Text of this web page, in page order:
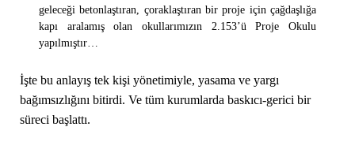
geleceği betonlaştıran, çoraklaştıran bir proje için çağdaşlığa
kapı aralamış olan okullarımızın 2.153’ü Proje Okulu
yapılmıştır…
İşte bu anlayış tek kişi yönetimiyle, yasama ve yargı
bağımsızlığını bitirdi. Ve tüm kurumlarda baskıcı-gerici bir
süreci başlattı.